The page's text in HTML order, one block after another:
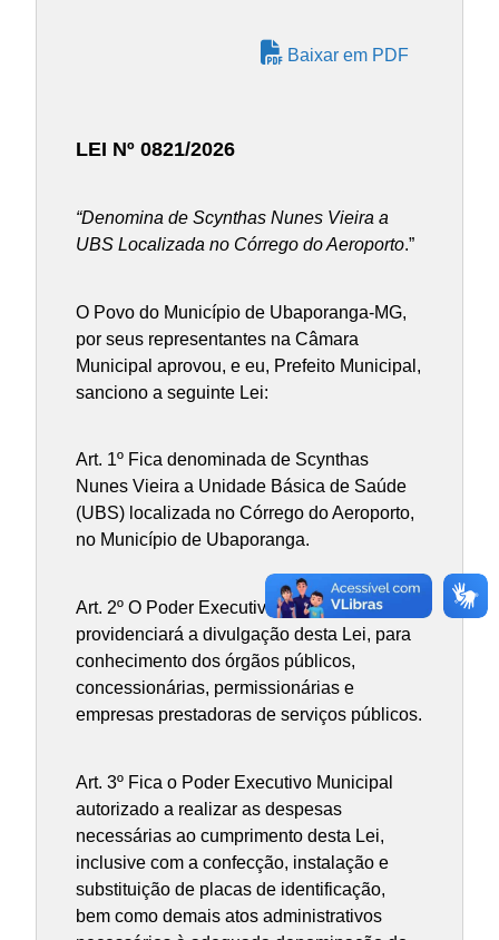
Baixar em PDF
LEI Nº 0821/2026
“Denomina de Scynthas Nunes Vieira a
UBS Localizada no Córrego do Aeroporto.”
O Povo do Município de Ubaporanga-MG,
por seus representantes na Câmara
Municipal aprovou, e eu, Prefeito Municipal,
sanciono a seguinte Lei:
Art. 1º Fica denominada de Scynthas
Nunes Vieira a Unidade Básica de Saúde
(UBS) localizada no Córrego do Aeroporto,
no Município de Ubaporanga.
Art. 2º O Poder Executivo Municipal
providenciará a divulgação desta Lei, para
conhecimento dos órgãos públicos,
concessionárias, permissionárias e
empresas prestadoras de serviços públicos.
Art. 3º Fica o Poder Executivo Municipal
autorizado a realizar as despesas
necessárias ao cumprimento desta Lei,
inclusive com a confecção, instalação e
substituição de placas de identificação,
bem como demais atos administrativos